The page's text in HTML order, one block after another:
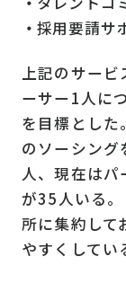
採用要請サ
上記のサー
ーサー1人に
を目標とした
のソーシン
人、現在は
が35人いる
所に集約して
やすくしてい